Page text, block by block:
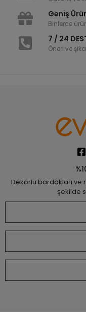
Geniş
Binlerce
7 / 24
Öneri ve
Dekorlu bardakları
şekilde